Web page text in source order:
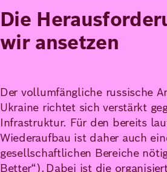
Die
wir ansetzen
Der vollumfängliche russische
Ukraine richtet sich verstärkt
Infrastruktur. Für den bereits
Wiederaufbau ist daher auch
gesellschaftlichen Bereiche
Better“). Dabei ist die